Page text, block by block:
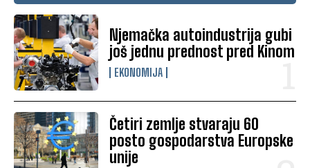
Njemačka autoindustrija gubi
još jednu prednost pred Kinom
EKONOMIJA
Četiri zemlje stvaraju 60
posto gospodarstva Europske
unije